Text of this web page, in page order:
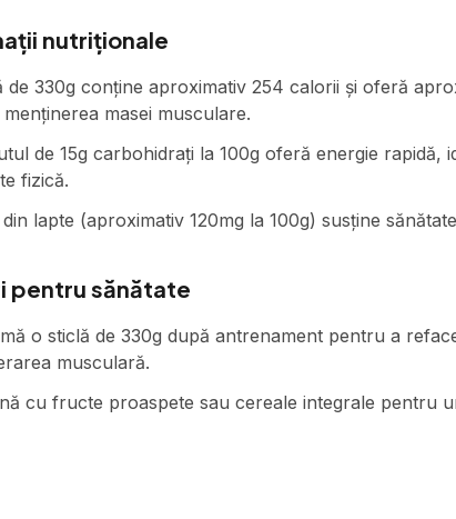
nutriționale
de 330g conține aproximativ 254 calorii și oferă
masei musculare.
de 15g carbohidrați la 100g oferă energie rapidă,
fizică.
lapte (aproximativ 120mg la 100g) susține
pentru sănătate
o sticlă de 330g după antrenament pentru a
musculară.
cu fructe proaspete sau cereale integrale pentru